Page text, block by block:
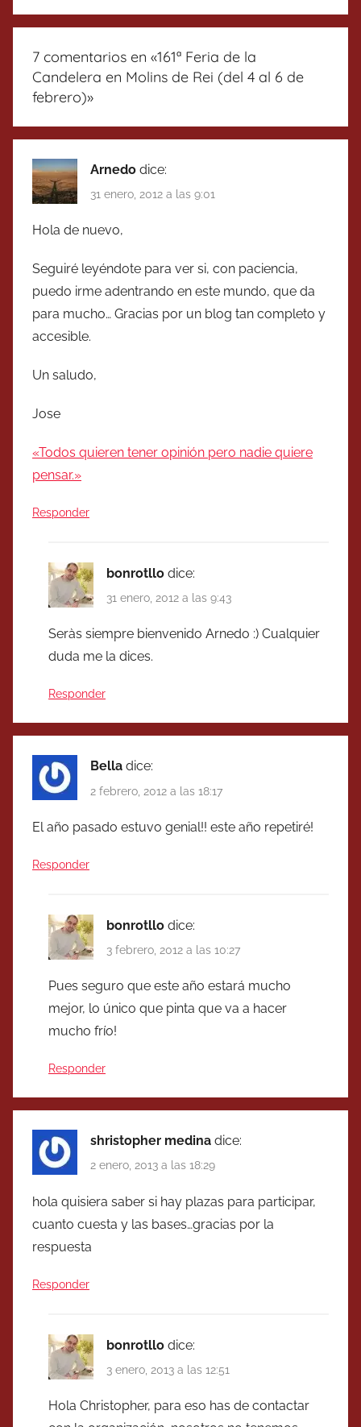
7 comentarios en «161ª Feria de la
Candelera en Molins de Rei (del 4 al 6 de
febrero)»
Arnedo dice:
31 enero, 2012 a las 9:01
Hola de nuevo,
Seguiré leyéndote para ver si, con paciencia,
puedo irme adentrando en este mundo, que da
para mucho… Gracias por un blog tan completo y
accesible.
Un saludo,
Jose
«Todos quieren tener opinión pero nadie quiere
pensar.»
Responder
bonrotllo dice:
31 enero, 2012 a las 9:43
Seràs siempre bienvenido Arnedo :) Cualquier
duda me la dices.
Responder
Bella dice:
2 febrero, 2012 a las 18:17
El año pasado estuvo genial!! este año repetiré!
Responder
bonrotllo dice:
3 febrero, 2012 a las 10:27
Pues seguro que este año estará mucho
mejor, lo único que pinta que va a hacer
mucho frío!
Responder
shristopher medina dice:
2 enero, 2013 a las 18:29
hola quisiera saber si hay plazas para participar,
cuanto cuesta y las bases…gracias por la
respuesta
Responder
bonrotllo dice:
3 enero, 2013 a las 12:51
Hola Christopher, para eso has de contactar